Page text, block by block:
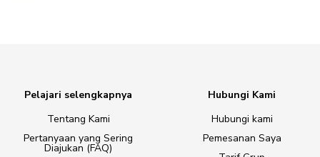
Pelajari selengkapnya
Tentang Kami
Pertanyaan yang Sering
Diajukan (FAQ)
Hubungi Kami
Hubungi kami
Pemesanan Saya